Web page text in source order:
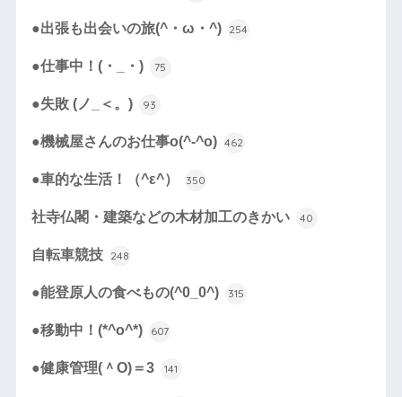
●出張も出会いの旅(^・ω・^) 254
●仕事中！(・_・) 75
●失敗 (ノ_＜。) 93
●機械屋さんのお仕事o(^-^o) 462
●車的な生活！（^ε^） 350
社寺仏閣・建築などの木材加工のきかい 40
自転車競技 248
●能登原人の食べもの(^0_0^) 315
●移動中！(*^o^*) 607
●健康管理(＾O)＝3 141